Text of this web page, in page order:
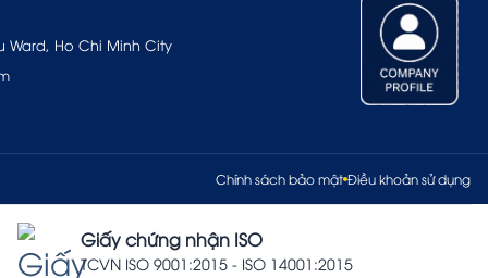
Ward, Ho Chi Minh City
Chính sách bảo mật Điều khoản sử dụng
Giấy chứng nhận ISO
TCVN ISO 9001:2015 - ISO 14001:2015